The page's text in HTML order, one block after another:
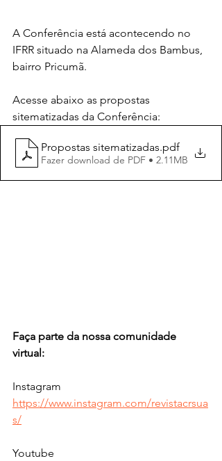
A Conferência está acontecendo no
IFRR situado na Alameda dos Bambus,
bairro Pricumã.
Acesse abaixo as propostas
sitematizadas da Conferência:
Propostas sitematizadas.pdf
Fazer download de PDF • 2.11MB
Faça parte da nossa comunidade
virtual:
Instagram
https://www.instagram.com/revistacrsua
s/
Youtube